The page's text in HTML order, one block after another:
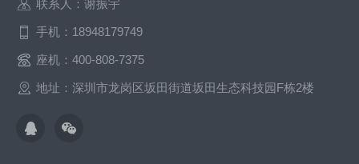
联系人：谢振宇
手机：18948179749
座机：400-808-7375
地址：深圳市龙岗区坂田街道坂田生态科技园F栋2楼